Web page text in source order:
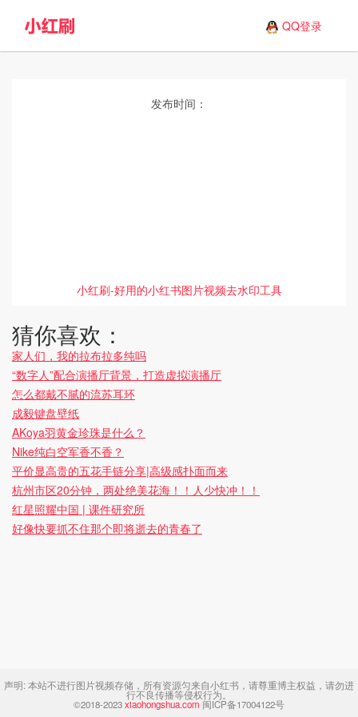
QQ登录
发布时间：
小红刷-好用的小红书图片视频去水印工具
猜你喜欢：
家人们，我的拉布拉多纯吗
“数字人”配合演播厅背景，打造虚拟演播厅
怎么都戴不腻的流苏耳环
成毅键盘壁纸
AKoya羽黄金珍珠是什么？
Nike纯白空军香不香？
平价显高贵的五花手链分享|高级感扑面而来
杭州市区20分钟，两处绝美花海！！人少快冲！！
红星照耀中国 | 课件研究所
好像快要抓不住那个即将逝去的青春了
声明:本站不进行图片视频存储，所有资源匀来自小红书，请尊重博主权益，请勿进
行不良传播等侵权行为。
©2018-2023xiaohongshua.com 闽ICP备17004122号